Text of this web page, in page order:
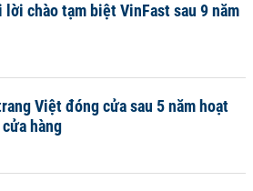
lời chào tạm biệt VinFast sau 9 năm
Việt đóng cửa sau 5 năm hoạt
hàng